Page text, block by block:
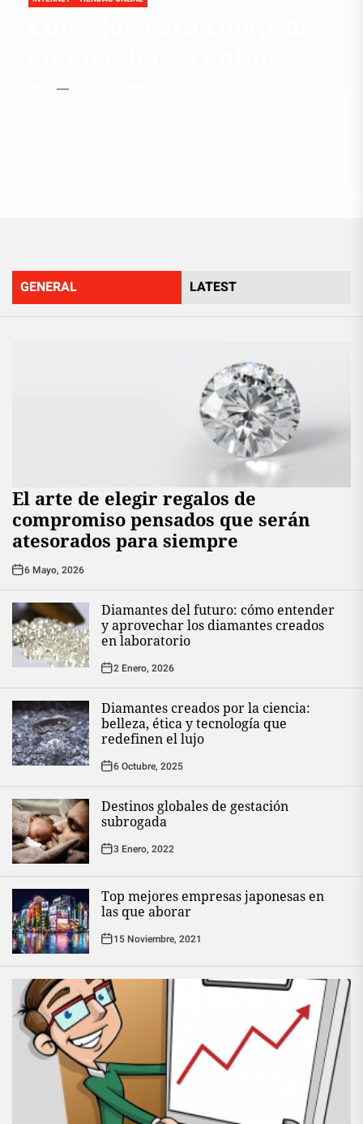
GENERAL LATEST
El arte de elegir regalos de
compromiso pensados que serán
atesorados para siempre
6 Mayo, 2026
Diamantes del futuro: cómo entender
y aprovechar los diamantes creados
en laboratorio
2 Enero, 2026
Diamantes creados por la ciencia:
belleza, ética y tecnología que
redefinen el lujo
6 Octubre, 2025
Destinos globales de gestación
subrogada
3 Enero, 2022
Top mejores empresas japonesas en
las que aborar
15 Noviembre, 2021